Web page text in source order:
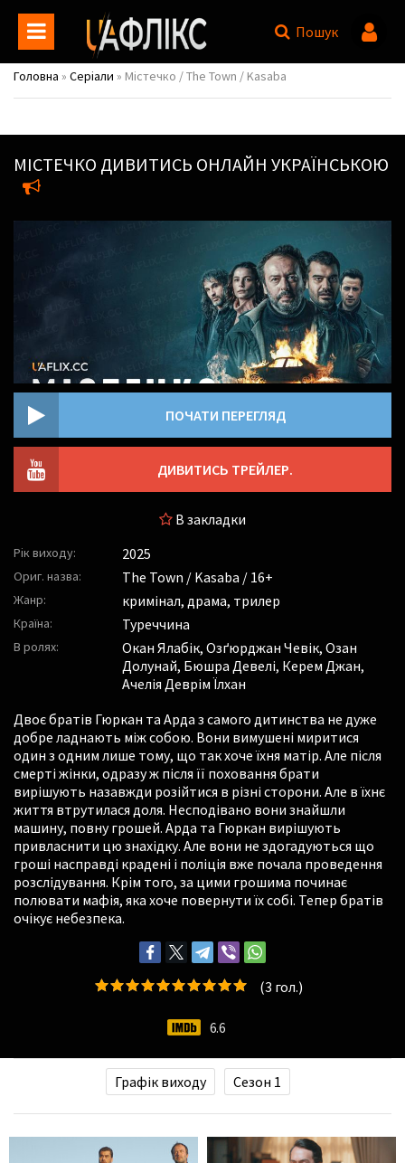
Пошук
Головна » Серіали » Містечко / The Town / Kasaba
МІСТЕЧКО ДИВИТИСЬ ОНЛАЙН УКРАЇНСЬКОЮ
ПОЧАТИ ПЕРЕГЛЯД
ДИВИТИСЬ ТРЕЙЛЕР.
В закладки
Рік виходу: 2025
Ориг. назва: The Town / Kasaba / 16+
Жанр: кримінал, драма, трилер
Країна: Туреччина
В ролях: Окан Ялабік, Озґюрджан Чевік, Озан
Долунай, Бюшра Девелі, Керем Джан,
Ачелія Деврім Їлхан
Двоє братів Гюркан та Арда з самого дитинства не дуже
добре ладнають між собою. Вони вимушені миритися
один з одним лише тому, що так хоче їхня матір. Але після
смерті жінки, одразу ж після її поховання брати
вирішують назавжди розійтися в різні сторони. Але в їхнє
життя втрутилася доля. Несподівано вони знайшли
машину, повну грошей. Арда та Гюркан вирішують
привласнити цю знахідку. Але вони не здогадуються що
гроші насправді крадені і поліція вже почала проведення
розслідування. Крім того, за цими грошима починає
полювати мафія, яка хоче повернути їх собі. Тепер братів
очікує небезпека.
(3 гол.)
6.6
Графік виходу Сезон 1